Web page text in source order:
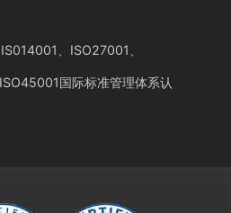
、ISO27001、
国际标准管理体系认